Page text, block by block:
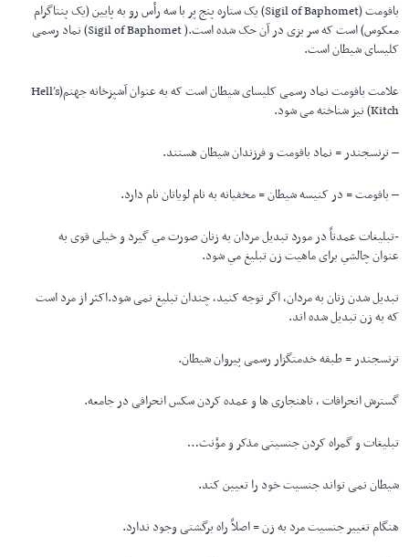
بافومت (Sigil of Baphomet) یک ستاره پنج پر با سه رأس رو به پایین (یک پنتاگرام
معکوس) است که سر بزی در آن حک شده است.( Sigil of Baphomet) نماد رسمی
کلیسای شیطان است.
علامت بافومت نماد رسمی کلیسای شیطان است که به عنوان آشپزخانه جهنم(Hell’s
Kitch) نیز شناخته می شود.
– ترنسجندر = نماد بافومت و فرزندان شیطان هستند.
– بافومت = در کنیسه شیطان = مخفیانه به نام لویاتان نام دارد.
-تبليغات عمدتاً در مورد تبديل مردان به زنان صورت مي گيرد و خیلی قوی به
عنوان چالشي برای ماهيت زن تبليغ مي شود.
تبدیل شدن زنان به مردان، اگر توجه کنید، چندان تبلیغ نمی شود.اکثر از مرد است
که به زن تبدیل شده اند.
ترنسجندر = طبقه خدمتگزار رسمی پیروان شیطان.
گسترش انحرافات ، ناهنجاری ها و عمده کردن سکس انحرافی در جامعه.
تبلیغات و گمراه کردن جنسیتی مذکر و مؤنث…
شیطان نمی تواند جنسیت خود را تعیین کند.
هنگام تغییر جنسیت مرد به زن = اصلاً راه برگشتی وجود ندارد.